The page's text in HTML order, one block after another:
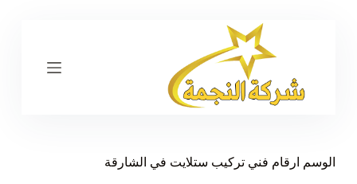
الوسم ارقام فني تركيب ستلايت في الشارقة